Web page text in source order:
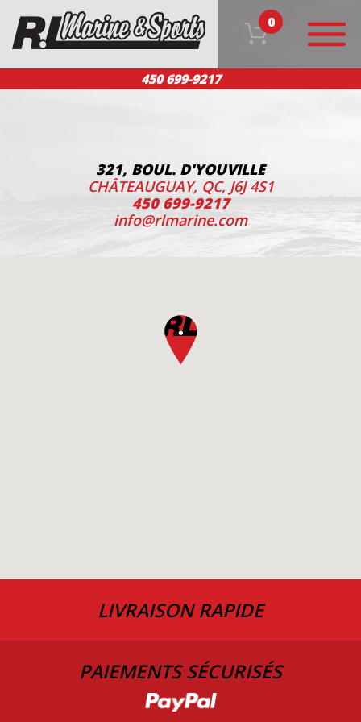
450 699-9217
ACCUEIL
EN
0
321, BOUL. D'YOUVILLE
CHÂTEAUGUAY, QC, J6J 4S1
450 699-9217
info@rlmarine.com
LIVRAISON RAPIDE
PAIEMENTS SÉCURISÉS